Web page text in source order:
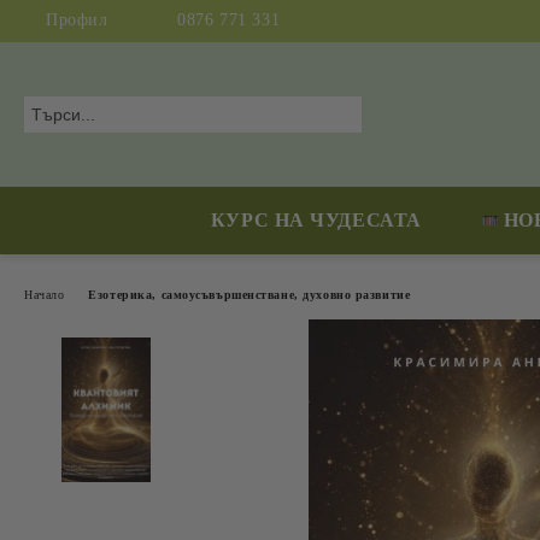
Профил 0876 771 331
КУРС НА ЧУДЕСАТА
Начало Езотерика, самоусъвършенстване, духовно развитие